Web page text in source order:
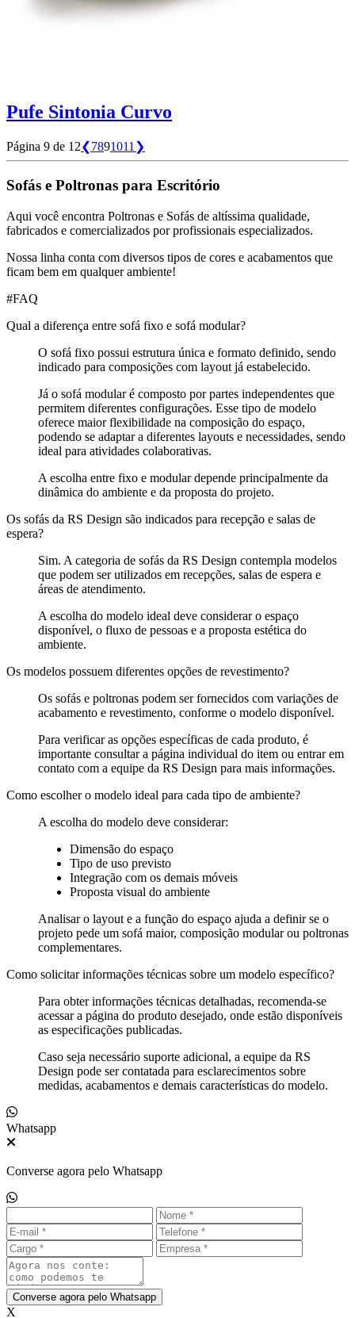
Pufe Sintonia Curvo
Página 9 de 12❮7891011 ❯
Sofás e Poltronas para Escritório
Aqui você encontra Poltronas e Sofás de altíssima qualidade,
fabricados e comercializados por profissionais especializados.
Nossa linha conta com diversos tipos de cores e acabamentos que
ficam bem em qualquer ambiente!
#FAQ
Qual a diferença entre sofá fixo e sofá modular?
O sofá fixo possui estrutura única e formato definido, sendo
indicado para composições com layout já estabelecido.
Já o sofá modular é composto por partes independentes que
permitem diferentes configurações. Esse tipo de modelo
oferece maior flexibilidade na composição do espaço,
podendo se adaptar a diferentes layouts e necessidades, sendo
ideal para atividades colaborativas.
A escolha entre fixo e modular depende principalmente da
dinâmica do ambiente e da proposta do projeto.
Os sofás da RS Design são indicados para recepção e salas de
espera?
Sim. A categoria de sofás da RS Design contempla modelos
que podem ser utilizados em recepções, salas de espera e
áreas de atendimento.
A escolha do modelo ideal deve considerar o espaço
disponível, o fluxo de pessoas e a proposta estética do
ambiente.
Os modelos possuem diferentes opções de revestimento?
Os sofás e poltronas podem ser fornecidos com variações de
acabamento e revestimento, conforme o modelo disponível.
Para verificar as opções específicas de cada produto, é
importante consultar a página individual do item ou entrar em
contato com a equipe da RS Design para mais informações.
Como escolher o modelo ideal para cada tipo de ambiente?
A escolha do modelo deve considerar:
Dimensão do espaço
Tipo de uso previsto
Integração com os demais móveis
Proposta visual do ambiente
Analisar o layout e a função do espaço ajuda a definir se o
projeto pede um sofá maior, composição modular ou poltronas
complementares.
Como solicitar informações técnicas sobre um modelo específico?
Para obter informações técnicas detalhadas, recomenda-se
acessar a página do produto desejado, onde estão disponíveis
as especificações publicadas.
Caso seja necessário suporte adicional, a equipe da RS
Design pode ser contatada para esclarecimentos sobre
medidas, acabamentos e demais características do modelo.
Whatsapp
Converse agora pelo Whatsapp
Converse agora pelo Whatsapp
X